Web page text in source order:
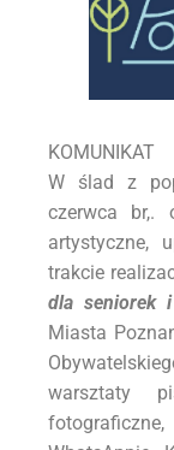
KOMUNIKAT
W ślad z
czerwca br,.
artystyczne,
trakcie
dla seniorek i
Miasta
warsztaty